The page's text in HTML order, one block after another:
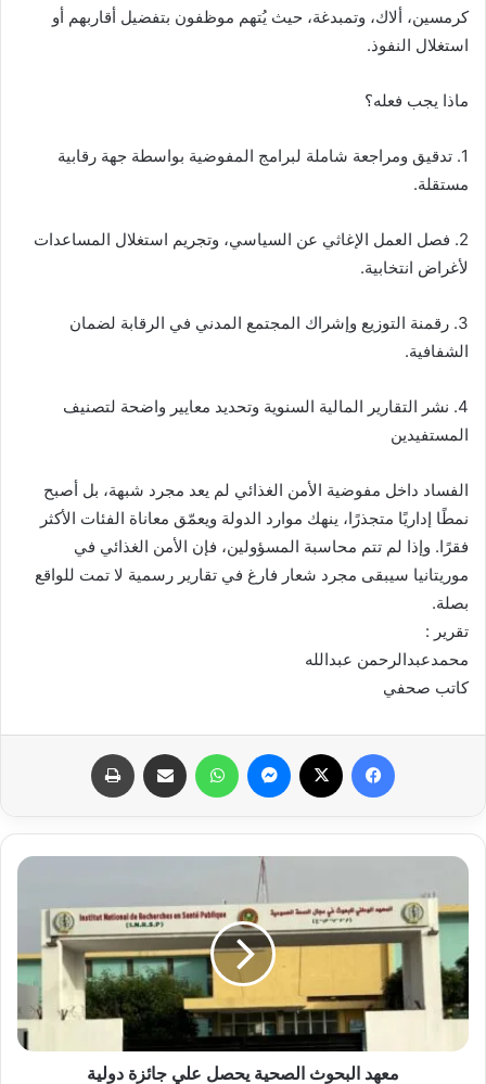
كرمسين، ألاك، وتمبدغة، حيث يُتهم موظفون بتفضيل أقاربهم أو
استغلال النفوذ.
ماذا يجب فعله؟
1. تدقيق ومراجعة شاملة لبرامج المفوضية بواسطة جهة رقابية
مستقلة.
2. فصل العمل الإغاثي عن السياسي، وتجريم استغلال المساعدات
لأغراض انتخابية.
3. رقمنة التوزيع وإشراك المجتمع المدني في الرقابة لضمان
الشفافية.
4. نشر التقارير المالية السنوية وتحديد معايير واضحة لتصنيف
المستفيدين
الفساد داخل مفوضية الأمن الغذائي لم يعد مجرد شبهة، بل أصبح
نمطًا إداريًا متجذرًا، ينهك موارد الدولة ويعمّق معاناة الفئات الأكثر
فقرًا. وإذا لم تتم محاسبة المسؤولين، فإن الأمن الغذائي في
موريتانيا سيبقى مجرد شعار فارغ في تقارير رسمية لا تمت للواقع
بصلة.
تقرير :
محمدعبدالرحمن عبدالله
كاتب صحفي
فيسبوك ماسنجر واتساب مشاركة عبر البريد
معهد البحوث الصحية يحصل علي جائزة دولية